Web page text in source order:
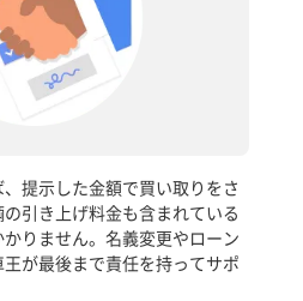
提示した金額で買い取りをさ
引き上げ料金も含まれている
りません。名義変更やローン
が最後まで責任を持ってサポ